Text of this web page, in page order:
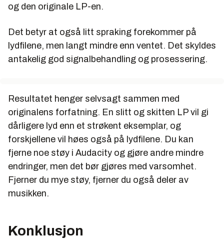
og den originale LP-en.
Det betyr at også litt spraking forekommer på
lydfilene, men langt mindre enn ventet. Det skyldes
antakelig god signalbehandling og prosessering.
Resultatet henger selvsagt sammen med
originalens forfatning. En slitt og skitten LP vil gi
dårligere lyd enn et strøkent eksemplar, og
forskjellene vil høes også på lydfilene. Du kan
fjerne noe støy i Audacity og gjøre andre mindre
endringer, men det bør gjøres med varsomhet.
Fjerner du mye støy, fjerner du også deler av
musikken.
Konklusjon